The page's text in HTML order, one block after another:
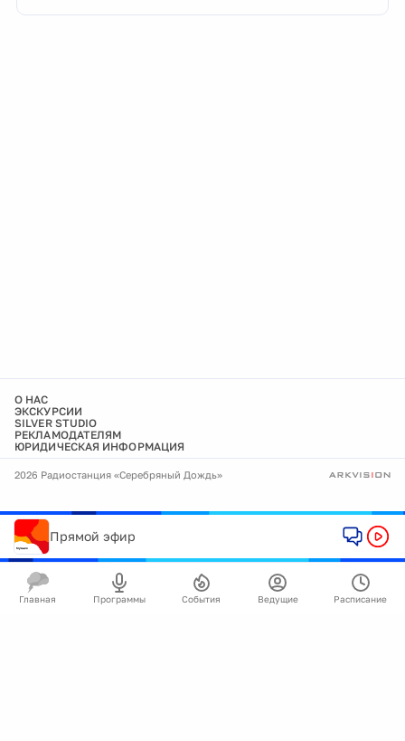
О НАС
ЭКСКУРСИИ
SILVER STUDIO
РЕКЛАМОДАТЕЛЯМ
ЮРИДИЧЕСКАЯ ИНФОРМАЦИЯ
2026 Радиостанция «Серебряный Дождь»
Прямой эфир
Главная Программы События Ведущие Расписание